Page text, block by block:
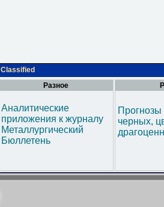
Classified
Разное
Аналитические
приложения к журналу
Металлургический
Бюллетень
черных,